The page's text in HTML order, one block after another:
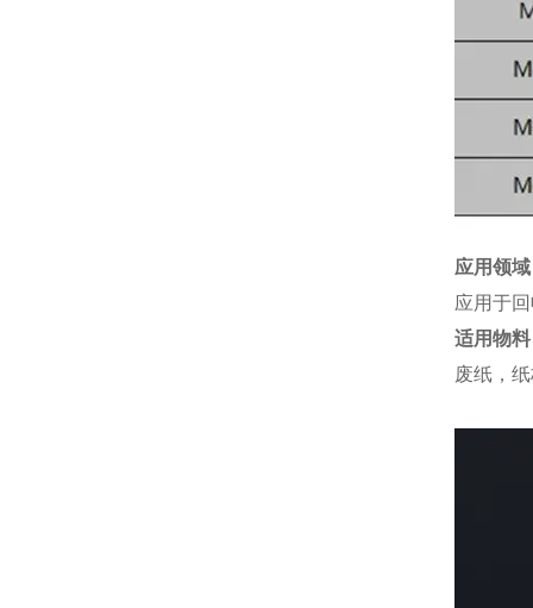
应用领
应用于
适用物
废纸，